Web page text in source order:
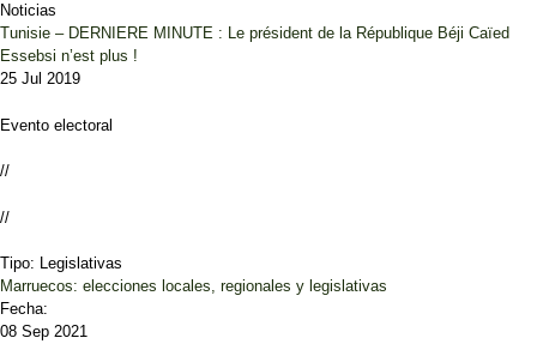
Noticias
Tunisie – DERNIERE MINUTE : Le président de la République Béji Caïed
Essebsi n’est plus !
25 Jul 2019
Evento electoral
//
//
Tipo: Legislativas
Marruecos: elecciones locales, regionales y legislativas
Fecha:
08 Sep 2021